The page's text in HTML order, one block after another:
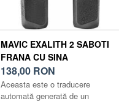
MAVIC EXALITH 2 SABOTI
FRANA CU SINA
138,00 RON
Aceasta este o traducere
automată generată de un